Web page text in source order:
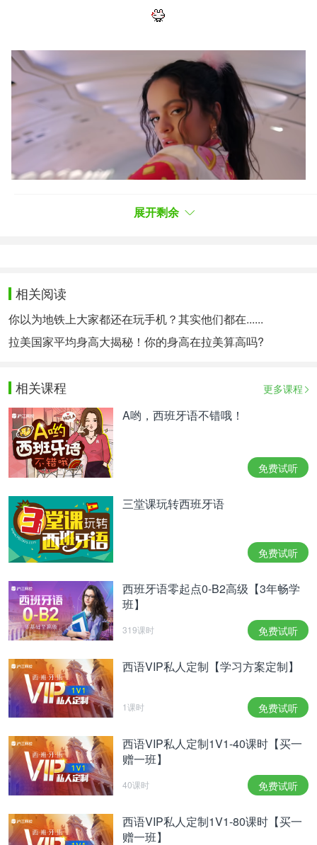
排在第二的是Rosalía和J Balvin合作的《Con
Altura》。这首火爆今夏的大热单曲一经推出，就像
病毒一样扎根于人们的脑海之中，让人不可自拔。今
美的最佳新人奖，大大小小的奖项拿到手软，还获得
了和众多国际巨星合作的机会。一边开着一场又一场
火爆的巡演，还能保证高质量音乐作品的输出。这首
歌在YouTube上也有近10亿的点击量。
歌曲视频戳
>>>https://v.qq.com/x/page/o0030soylwv.html
紧随其后的是Anuel AA和Karol G这对情侣搭档合作
的《Ocean》，温温柔柔的情歌简直太适合冬天了！
展开剩余
相关阅读
你以为地铁上大家都还在玩手机？其实他们都在......
拉美国家平均身高大揭秘！你的身高在拉美算高吗?
相关课程 更多课程
A哟，西班牙语不错哦！
免费试听
三堂课玩转西班牙语
免费试听
西班牙语零起点0-B2高级【3年畅学
班】
319课时 免费试听
西语VIP私人定制【学习方案定制】
1课时 免费试听
西语VIP私人定制1V1-40课时【买一
赠一班】
40课时 免费试听
西语VIP私人定制1V1-80课时【买一
赠一班】